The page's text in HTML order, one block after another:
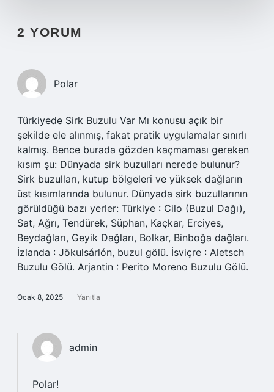
2 YORUM
Polar
Türkiyede Sirk Buzulu Var Mı konusu açık bir
şekilde ele alınmış, fakat pratik uygulamalar sınırlı
kalmış. Bence burada gözden kaçmaması gereken
kısım şu: Dünyada sirk buzulları nerede bulunur?
Sirk buzulları, kutup bölgeleri ve yüksek dağların
üst kısımlarında bulunur. Dünyada sirk buzullarının
görüldüğü bazı yerler: Türkiye : Cilo (Buzul Dağı),
Sat, Ağrı, Tendürek, Süphan, Kaçkar, Erciyes,
Beydağları, Geyik Dağları, Bolkar, Binboğa dağları.
İzlanda : Jökulsárlón, buzul gölü. İsviçre : Aletsch
Buzulu Gölü. Arjantin : Perito Moreno Buzulu Gölü.
Ocak 8, 2025 Yanıtla
admin
Polar!